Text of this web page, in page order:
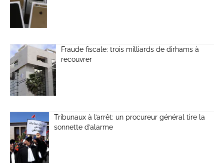
Fraude fiscale: trois milliards de dirhams à
recouvrer
Tribunaux à l’arrêt: un procureur général tire la
sonnette d’alarme